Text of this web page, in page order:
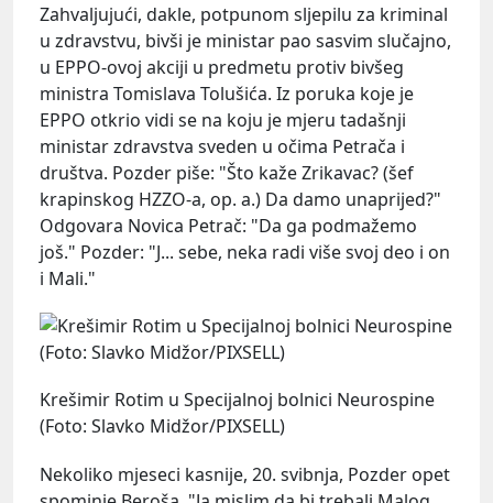
Zahvaljujući, dakle, potpunom sljepilu za kriminal
u zdravstvu, bivši je ministar pao sasvim slučajno,
u EPPO-ovoj akciji u predmetu protiv bivšeg
ministra Tomislava Tolušića. Iz poruka koje je
EPPO otkrio vidi se na koju je mjeru tadašnji
ministar zdravstva sveden u očima Petrača i
društva. Pozder piše: "Što kaže Zrikavac? (šef
krapinskog HZZO-a, op. a.) Da damo unaprijed?"
Odgovara Novica Petrač: "Da ga podmažemo
još." Pozder: "J... sebe, neka radi više svoj deo i on
i Mali."
Krešimir Rotim u Specijalnoj bolnici Neurospine
(Foto: Slavko Midžor/PIXSELL)
Nekoliko mjeseci kasnije, 20. svibnja, Pozder opet